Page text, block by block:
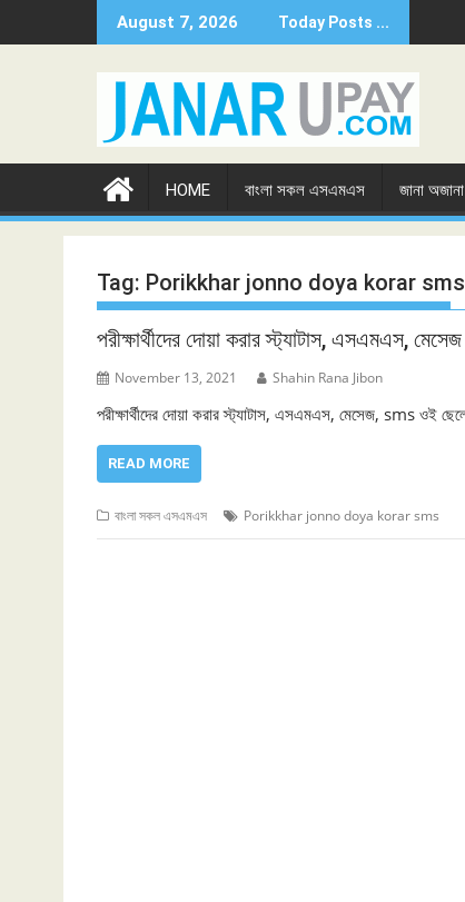
to
August 7, 2026 Today Posts ...
HOME বাংলা সকল এসএমএস জানা
Tag: Porikkhar jonno doya korar sms
পরীক্ষার্থীদের দোয়া করার স্ট্যাটাস, এসএমএস, মেসেজ
November 13, 2021 Shahin Rana Jibon
পরীক্ষার্থীদের দোয়া করার স্ট্যাটাস, এসএমএস, মেসেজ, sms ওই
READ MORE
বাংলা সকল এসএমএস Porikkhar jonno doya korar sms